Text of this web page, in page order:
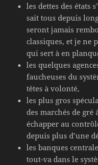
les dettes des états
sait tous depuis
seront jamais
classiques, et je ne
qui sert à en
les quelques
faucheuses du
têtes à volonté,
les plus gros
des marchés de
échapper au
depuis plus d’une
les banques
tout-va dans le